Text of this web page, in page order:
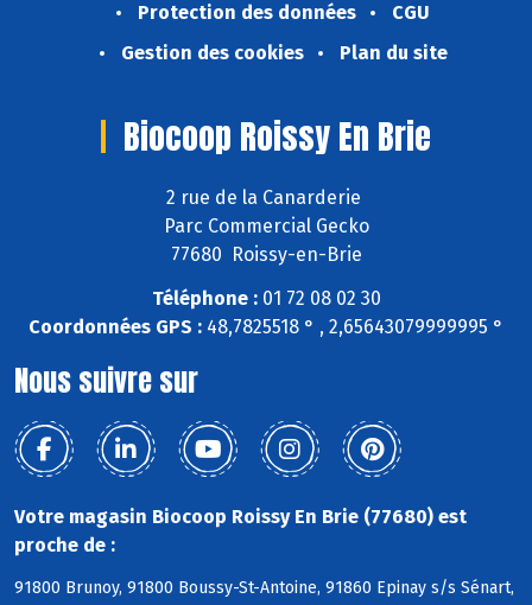
Protection des données
CGU
Gestion des cookies
Plan du site
Biocoop Roissy En Brie
2 rue de la Canarderie
Parc Commercial Gecko
77680 Roissy-en-Brie
Téléphone :01 72 08 02 30
Coordonnées GPS : 48,7825518 ° , 2,65643079999995 °
Nous suivre sur
Votre magasin Biocoop Roissy En Brie (77680) est
proche de :
91800 Brunoy, 91800 Boussy-St-Antoine, 91860 Epinay s/s Sénart,